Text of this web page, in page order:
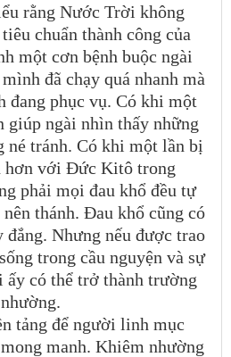
rằng Nước Trời không
chuẩn thành công của
một cơn bệnh buộc ngài
đã chạy quá nhanh mà
đang phục vụ. Có khi một
giúp ngài nhìn thấy những
né tránh. Có khi một lần bị
hơn với Đức Kitô trong
phải mọi đau khổ đều tự
thánh. Đau khổ cũng có
Nhưng nếu được trao
trong cầu nguyện và sự
ấy có thể trở thành trường
tảng để người linh mục
manh. Khiêm nhường